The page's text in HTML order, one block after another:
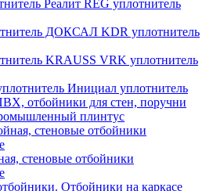
REG уплотнитель
KDR уплотнитель
VRK уплотнитель
Инициал уплотнитель
отбойники для стен, поручни
плинтус
стеновые отбойники